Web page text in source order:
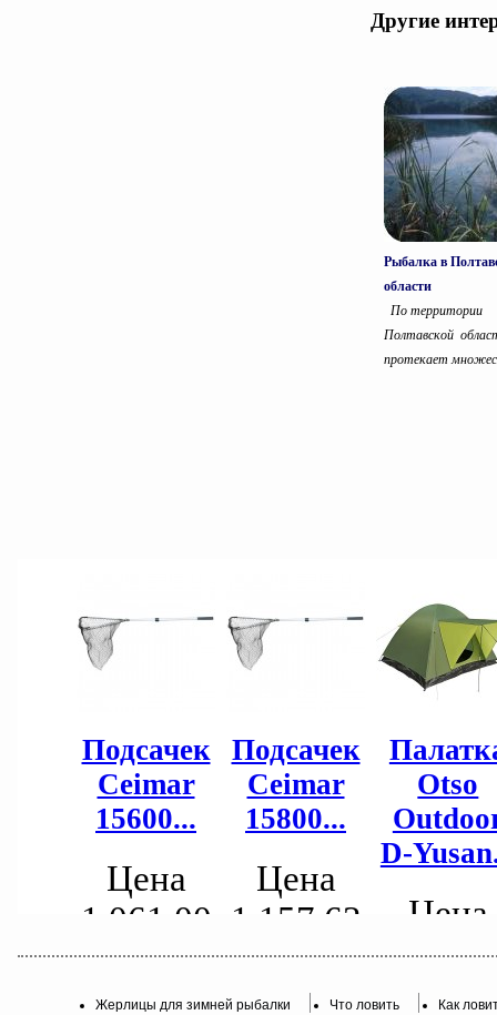
Другие
Рыбалка в
области
По территории
Полтавской
протекает
Жерлицы для зимней рыбалки Что ловить Как